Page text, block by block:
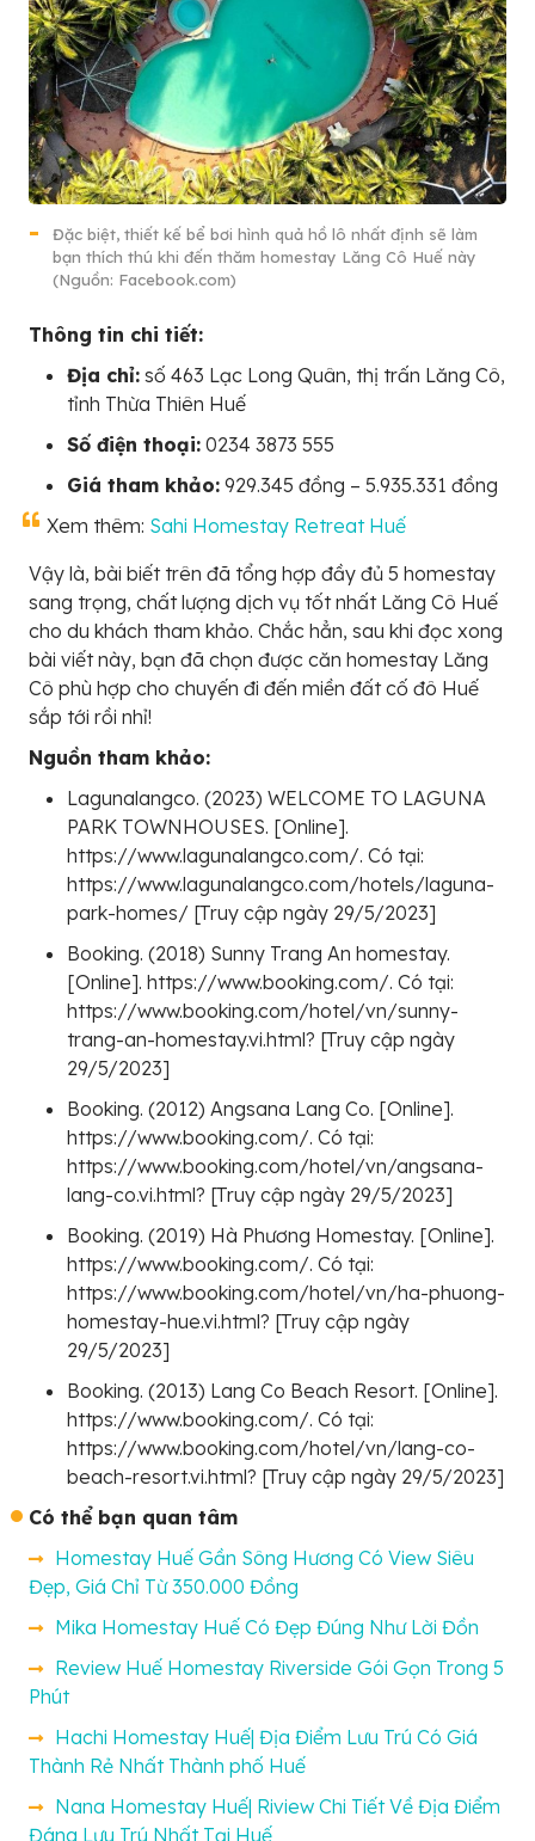
Đặc biệt, thiết kế bể bơi hình quả hồ lô nhất định sẽ làm
bạn thích thú khi đến thăm homestay Lăng Cô Huế này
(Nguồn: Facebook.com)
Thông tin chi tiết:
Địa chỉ: số 463 Lạc Long Quân, thị trấn Lăng Cô,
tỉnh Thừa Thiên Huế
Số điện thoại: 0234 3873 555
Giá tham khảo: 929.345 đồng – 5.935.331 đồng
Xem thêm: Sahi Homestay Retreat Huế
Vậy là, bài biết trên đã tổng hợp đầy đủ 5 homestay
sang trọng, chất lượng dịch vụ tốt nhất Lăng Cô Huế
cho du khách tham khảo. Chắc hẳn, sau khi đọc xong
bài viết này, bạn đã chọn được căn homestay Lăng
Cô phù hợp cho chuyến đi đến miền đất cố đô Huế
sắp tới rồi nhỉ!
Nguồn tham khảo:
Lagunalangco. (2023) WELCOME TO LAGUNA
PARK TOWNHOUSES. [Online].
https://www.lagunalangco.com/. Có tại:
https://www.lagunalangco.com/hotels/laguna-
park-homes/ [Truy cập ngày 29/5/2023]
Booking. (2018) Sunny Trang An homestay.
[Online]. https://www.booking.com/. Có tại:
https://www.booking.com/hotel/vn/sunny-
trang-an-homestay.vi.html? [Truy cập ngày
29/5/2023]
Booking. (2012) Angsana Lang Co. [Online].
https://www.booking.com/. Có tại:
https://www.booking.com/hotel/vn/angsana-
lang-co.vi.html? [Truy cập ngày 29/5/2023]
Booking. (2019) Hà Phương Homestay. [Online].
https://www.booking.com/. Có tại:
https://www.booking.com/hotel/vn/ha-phuong-
homestay-hue.vi.html? [Truy cập ngày
29/5/2023]
Booking. (2013) Lang Co Beach Resort. [Online].
https://www.booking.com/. Có tại:
https://www.booking.com/hotel/vn/lang-co-
beach-resort.vi.html? [Truy cập ngày 29/5/2023]
Có thể bạn quan tâm
Homestay Huế Gần Sông Hương Có View Siêu
Đẹp, Giá Chỉ Từ 350.000 Đồng
Mika Homestay Huế Có Đẹp Đúng Như Lời Đồn
Review Huế Homestay Riverside Gói Gọn Trong 5
Phút
Hachi Homestay Huế| Địa Điểm Lưu Trú Có Giá
Thành Rẻ Nhất Thành phố Huế
Nana Homestay Huế| Riview Chi Tiết Về Địa Điểm
Đáng Lưu Trú Nhất Tại Huế